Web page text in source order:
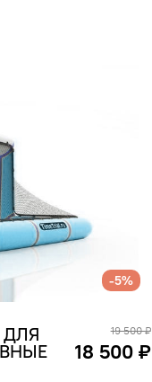
-5%
ДЛЯ
19 500 ₽
18 500 ₽